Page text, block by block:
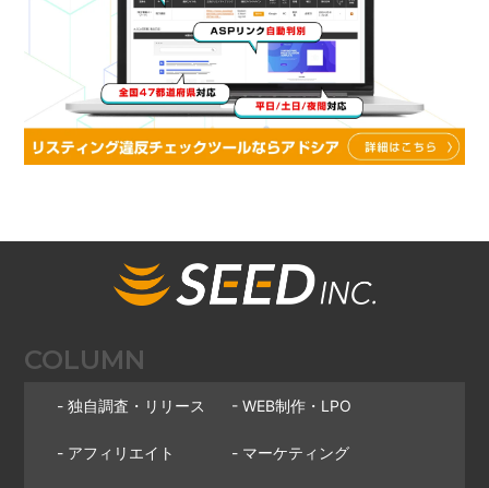
COLUMN
- 独自調査・リリース
- アフィリエイト
- WEB制作・LPO
- マーケティング